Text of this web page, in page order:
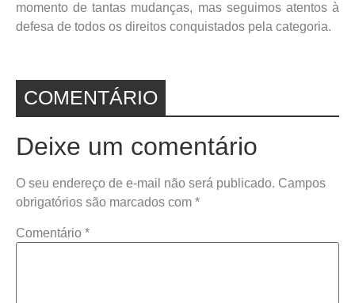
momento de tantas mudanças, mas seguimos atentos à
defesa de todos os direitos conquistados pela categoria.
COMENTÁRIO
Deixe um comentário
O seu endereço de e-mail não será publicado. Campos
obrigatórios são marcados com *
Comentário *